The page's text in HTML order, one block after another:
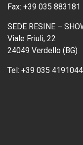
Fax: +39 035 883181
SEDE RESINE –
Viale Friuli, 22
24049 Verdello (BG)
Tel: +39 035 4191044